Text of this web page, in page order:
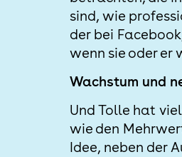
sind, wie
der bei
wenn sie oder er
Wachstum und
Und Tolle hat
wie den
Idee, neben der